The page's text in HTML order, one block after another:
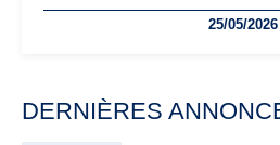
facturation ou risque de bascule vers
25/05/2026
DERNIÈRES